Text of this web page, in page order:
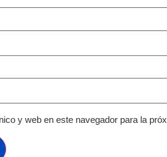
y web en este navegador para la